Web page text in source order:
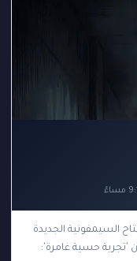
السيمفونية الجديدة
'تجربة حسية غامرة':